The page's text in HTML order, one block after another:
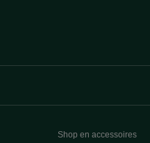
Shop en accessoires